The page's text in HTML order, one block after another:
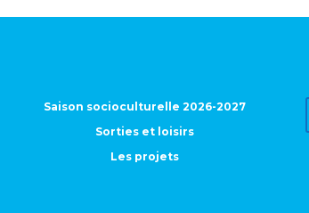
Saison socioculturelle 2026-2027
Sorties et loisirs
Les projets